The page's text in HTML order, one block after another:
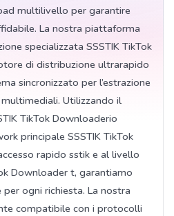
multilivello per garantire
La nostra piattaforma
specializzata SSSTIK TikTok
di distribuzione ultrarapido
sincronizzato per l’estrazione
Utilizzando il
TikTok Downloaderio
principale SSSTIK TikTok
rapido sstik e al livello
Downloader t, garantiamo
ogni richiesta. La nostra
compatibile con i protocolli